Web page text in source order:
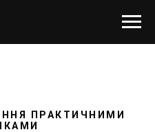
ПРАКТИЧНИМИ